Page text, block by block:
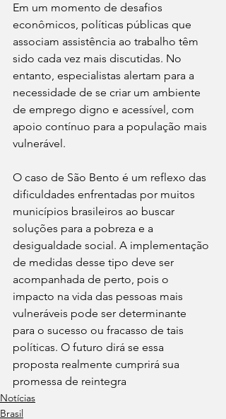
Em um momento de desafios
econômicos, políticas públicas que
associam assistência ao trabalho têm
sido cada vez mais discutidas. No
entanto, especialistas alertam para a
necessidade de se criar um ambiente
de emprego digno e acessível, com
apoio contínuo para a população mais
vulnerável.
O caso de São Bento é um reflexo das
dificuldades enfrentadas por muitos
municípios brasileiros ao buscar
soluções para a pobreza e a
desigualdade social. A implementação
de medidas desse tipo deve ser
acompanhada de perto, pois o
impacto na vida das pessoas mais
vulneráveis pode ser determinante
para o sucesso ou fracasso de tais
políticas. O futuro dirá se essa
proposta realmente cumprirá sua
promessa de reintegra
Notícias
Brasil